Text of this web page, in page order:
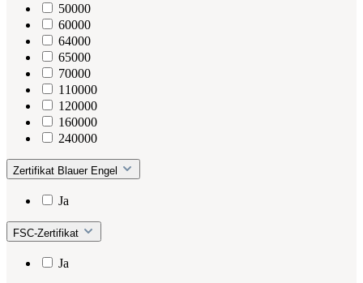
50000
60000
64000
65000
70000
110000
120000
160000
240000
Zertifikat Blauer Engel
Ja
FSC-Zertifikat
Ja